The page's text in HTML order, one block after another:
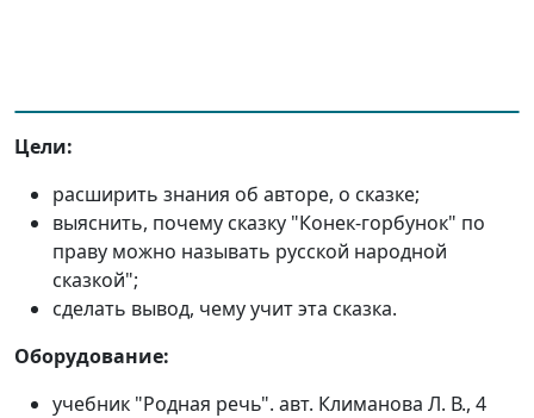
Цели:
расширить знания об авторе, о сказке;
выяснить, почему сказку "Конек-горбунок" по
праву можно называть русской народной
сказкой";
сделать вывод, чему учит эта сказка.
Оборудование:
учебник "Родная речь". авт. Климанова Л. В., 4